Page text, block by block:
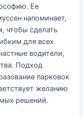
Ее
напоминает,
чтобы сделать
для всех
водители,
Подход
парковок
желанию
решений.